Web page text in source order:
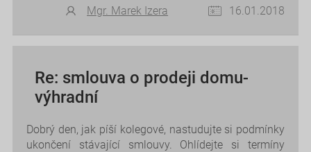
Mgr. Marek Izera
16.01.2018
Re: smlouva o prodeji domu-
výhradní
Dobrý den, jak píší kolegové, nastudujte si podmínky
ukončení stávající smlouvy. Ohlídejte si termíny